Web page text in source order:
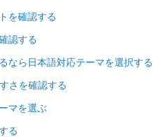
を確認する
認する
なら日本語対応テーマを選択する
さを確認する
マを選ぶ
る